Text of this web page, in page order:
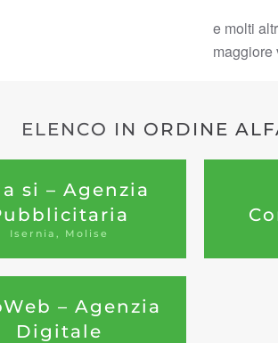
e molti
ELENCO IN ORDINE
si – Agenzia
Isernia, Molise
– Agenzia
Digitale